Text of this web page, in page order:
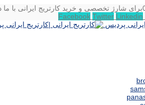
برای شارژ تخصصی و خرید کارتریج ایرانی با ما
Facebook Twitter Linkedin